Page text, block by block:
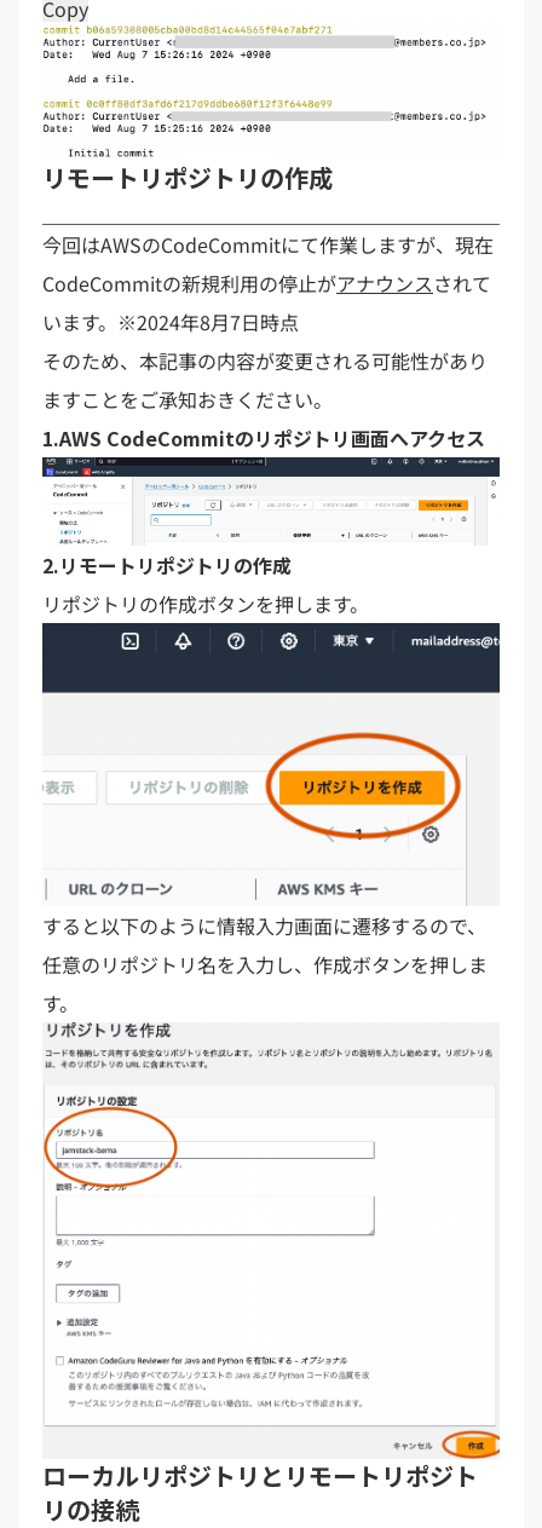
Copy
リモートリポジトリの作成
今回はAWSのCodeCommitにて作業しますが、現在
CodeCommitの新規利用の停止がアナウンスされて
います。※2024年8月7日時点
そのため、本記事の内容が変更される可能性があり
ますことをご承知おきください。
1.AWS CodeCommitのリポジトリ画面へアクセス
2.リモートリポジトリの作成
リポジトリの作成ボタンを押します。
すると以下のように情報入力画面に遷移するので、
任意のリポジトリ名を入力し、作成ボタンを押しま
す。
ローカルリポジトリとリモートリポジト
リの接続